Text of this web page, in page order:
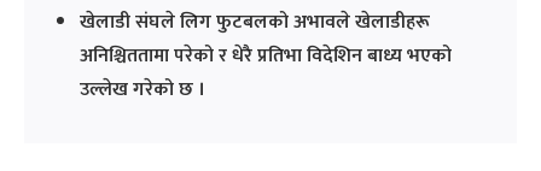
खेलाडी संघले लिग फुटबलको अभावले खेलाडीहरू
अनिश्चिततामा परेको र धेरै प्रतिभा विदेशिन बाध्य भएको
उल्लेख गरेको छ ।